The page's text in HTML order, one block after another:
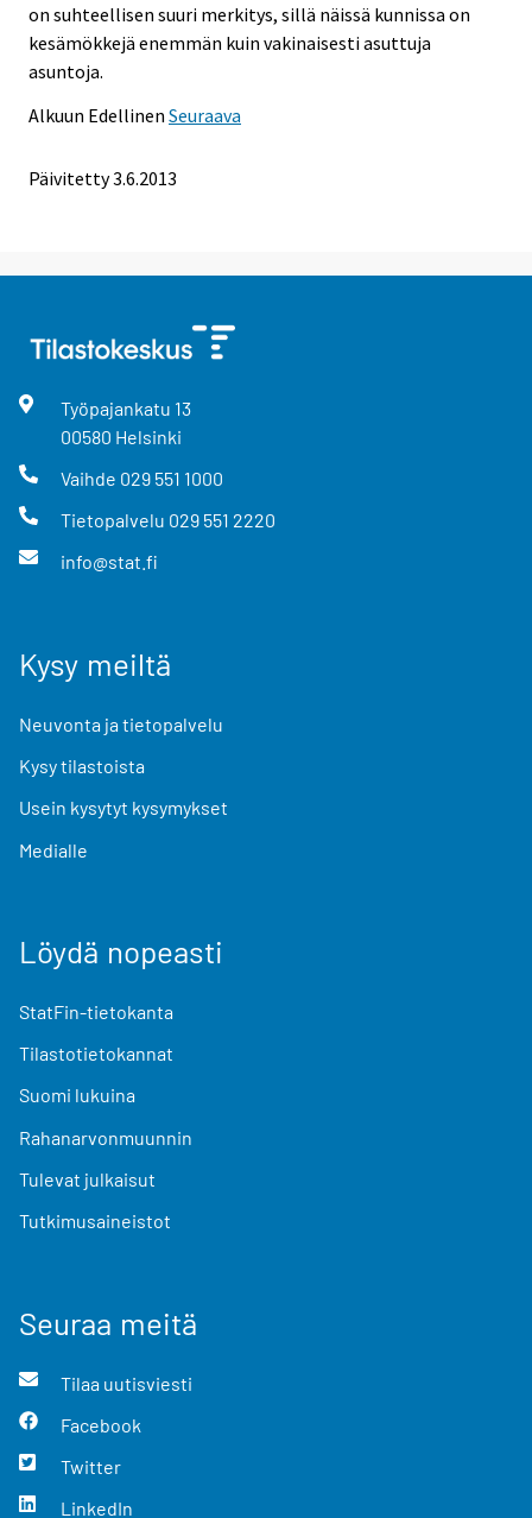
on suhteellisen suuri merkitys, sillä näissä kunnissa on
kesämökkejä enemmän kuin vakinaisesti asuttuja
asuntoja.
Alkuun Edellinen Seuraava
Päivitetty 3.6.2013
Työpajankatu 13
00580 Helsinki
Vaihde 029 551 1000
Tietopalvelu 029 551 2220
info@stat.fi
Kysy meiltä
Neuvonta ja tietopalvelu
Kysy tilastoista
Usein kysytyt kysymykset
Medialle
Löydä nopeasti
StatFin-tietokanta
Tilastotietokannat
Suomi lukuina
Rahanarvonmuunnin
Tulevat julkaisut
Tutkimusaineistot
Seuraa meitä
Tilaa uutisviesti
Facebook
Twitter
LinkedIn